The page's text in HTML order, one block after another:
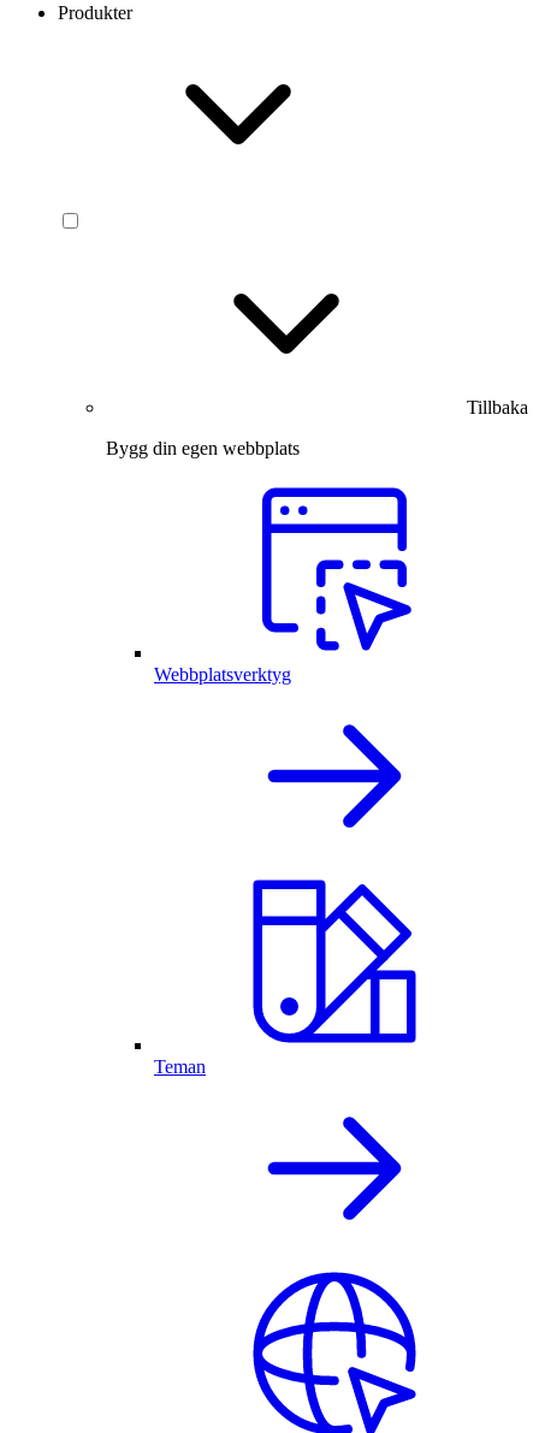
Produkter
Tillbaka
Bygg din egen webbplats
Webbplatsverktyg
Teman